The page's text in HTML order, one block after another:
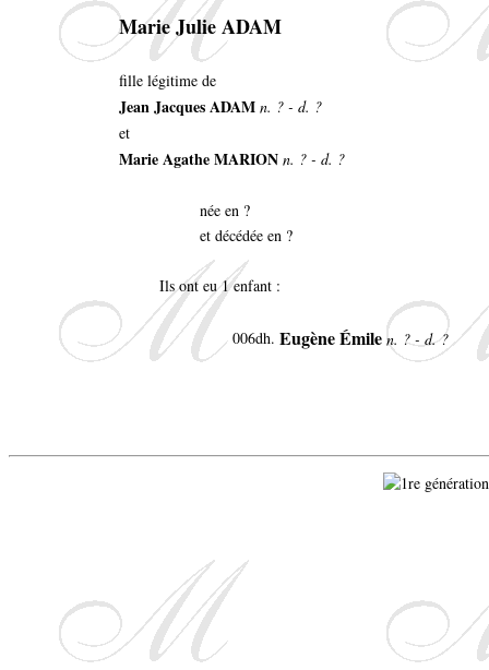
Marie Julie ADAM
fille légitime de
Jean Jacques ADAM n. ? - d. ?
et
Marie Agathe MARION n. ? - d. ?
née en ?
et décédée en ?
Ils ont eu 1 enfant :
006dh. Eugène Émile n. ? - d. ?